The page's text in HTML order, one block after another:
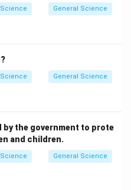
General Science
General Science
by the government to prote
and children.
General Science